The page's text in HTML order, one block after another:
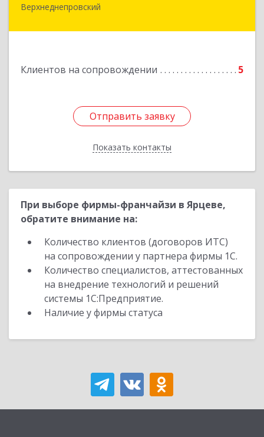
Верхнеднепровский
Клиентов на сопровождении 5
Отправить заявку
Показать контакты
Отправить заявку
Назад
При выборе фирмы-франчайзи в Ярцеве,
обратите внимание на:
Количество клиентов (договоров ИТС)
на сопровождении у партнера фирмы 1С.
Количество специалистов, аттестованных
на внедрение технологий и решений
системы 1С:Предприятие.
Наличие у фирмы статуса